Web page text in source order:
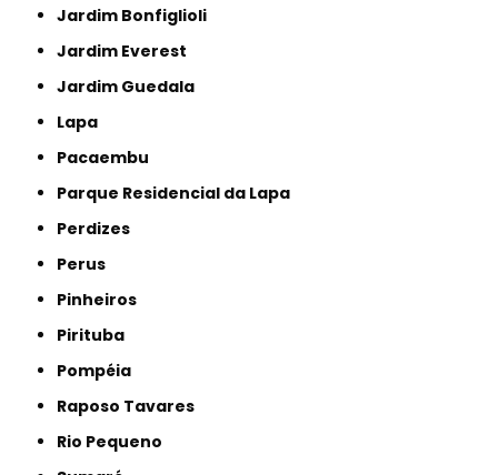
Jardim Bonfiglioli
Jardim Everest
Jardim Guedala
Lapa
Pacaembu
Parque Residencial da Lapa
Perdizes
Perus
Pinheiros
Pirituba
Pompéia
Raposo Tavares
Rio Pequeno